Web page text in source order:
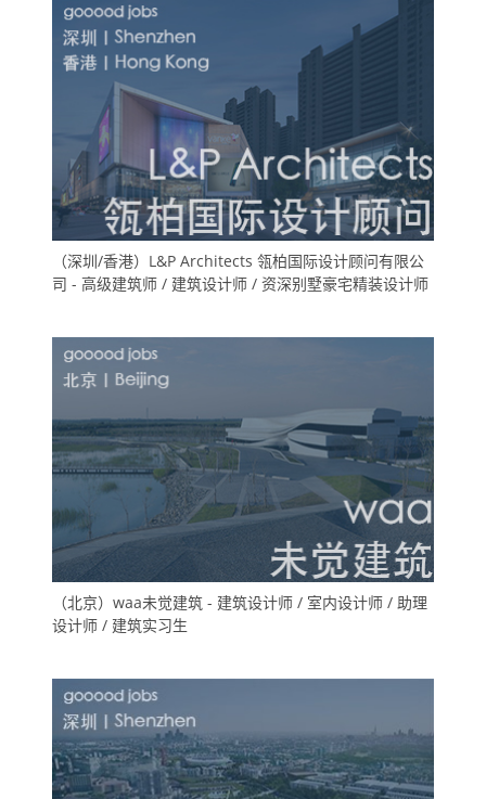
（深圳/香港）L&P Architects 瓴柏国际设计顾问有限公
司 - 高级建筑师 / 建筑设计师 / 资深别墅豪宅精装设计师
（北京）waa未觉建筑 - 建筑设计师 / 室内设计师 / 助理
设计师 / 建筑实习生